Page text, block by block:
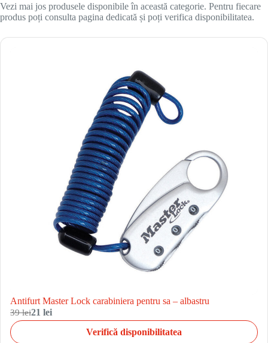
Vezi mai jos produsele disponibile în această categorie. Pentru fiecare
produs poți consulta pagina dedicată și poți verifica disponibilitatea.
Antifurt Master Lock carabiniera pentru sa – albastru
39 lei21 lei
Verifică disponibilitatea